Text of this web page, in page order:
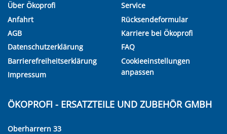
Über Ökoprofi
Anfahrt
AGB
Datenschutzerklärung
Barrierefreiheitserklärung
Impressum
Service
Rücksendeformular
Karriere bei Ökoprofi
FAQ
Cookieeinstellungen
anpassen
ÖKOPROFI - ERSATZTEILE UND ZUBEHÖR GMBH
Oberharrern 33